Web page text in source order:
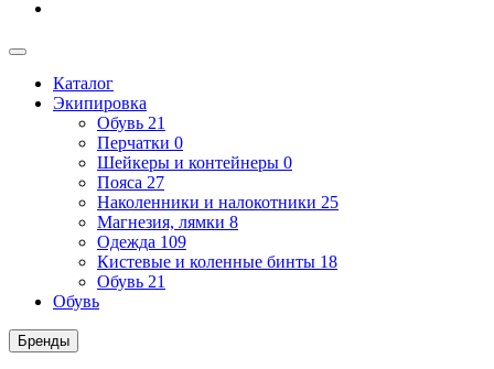
Каталог
Экипировка
Обувь 21
Перчатки 0
Шейкеры и контейнеры 0
Пояса 27
Наколенники и налокотники 25
Магнезия, лямки 8
Одежда 109
Кистевые и коленные бинты 18
Обувь 21
Обувь
Бренды